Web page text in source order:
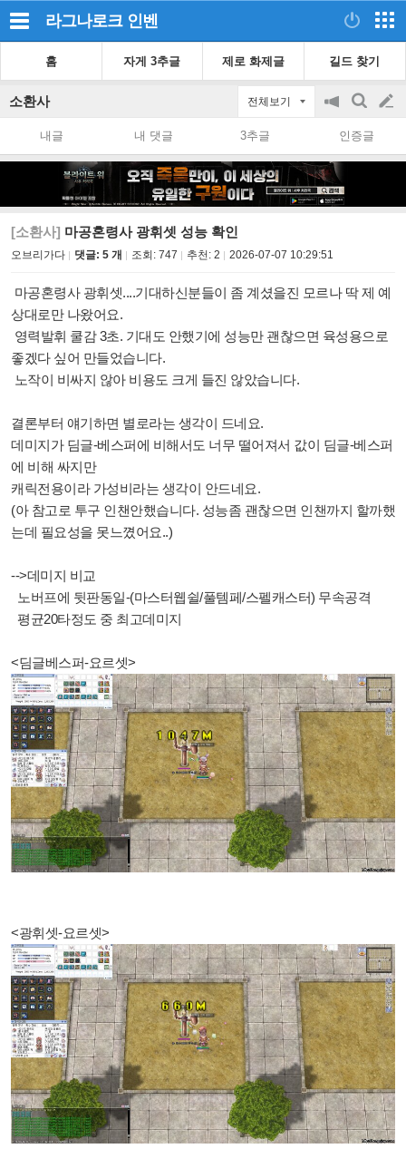
라그나로크 인벤
홈 자게 3추글 제로 화제글 길드 찾기
소환사 전체보기
공
on/off
검
색
글
쓰
내글 내 댓글 3추글 인증글
[소환사] 마공혼령사 광휘셋 성능 확인
오브리가다 댓글: 5 개 조회: 747 추천: 2 2026-07-07 10:29:51
마공혼령사 광휘셋....기대하신분들이 좀 계셨을진 모르나 딱 제 예
상대로만 나왔어요.
영력발휘 쿨감 3초. 기대도 안했기에 성능만 괜찮으면 육성용으로
좋겠다 싶어 만들었습니다.
노작이 비싸지 않아 비용도 크게 들진 않았습니다.
결론부터 얘기하면 별로라는 생각이 드네요.
데미지가 딤글-베스퍼에 비해서도 너무 떨어져서 값이 딤글-베스퍼
에 비해 싸지만
캐릭전용이라 가성비라는 생각이 안드네요.
(아 참고로 투구 인챈안했습니다. 성능좀 괜찮으면 인챈까지 할까했
는데 필요성을 못느꼈어요..)
-->데미지 비교
노버프에 뒷판동일-(마스터웹쉴/풀템페/스펠캐스터) 무속공격
평균20타정도 중 최고데미지
<딤글베스퍼-요르셋>
<광휘셋-요르셋>